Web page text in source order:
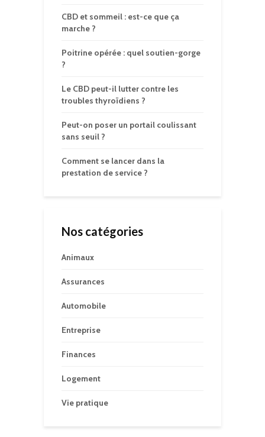
CBD et sommeil : est-ce que ça
marche ?
Poitrine opérée : quel soutien-gorge
?
Le CBD peut-il lutter contre les
troubles thyroïdiens ?
Peut-on poser un portail coulissant
sans seuil ?
Comment se lancer dans la
prestation de service ?
Nos catégories
Animaux
Assurances
Automobile
Entreprise
Finances
Logement
Vie pratique